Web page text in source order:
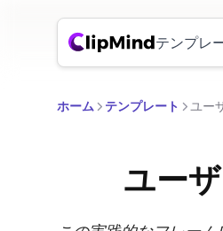
テンプレ
ホーム テンプレート ユー
ユー